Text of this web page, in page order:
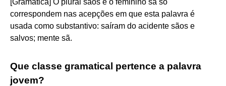
correspondem nas acepções em que esta palavra é
usada como substantivo: saíram do acidente sãos e
salvos; mente sã.
Que classe gramatical pertence a palavra
jovem?